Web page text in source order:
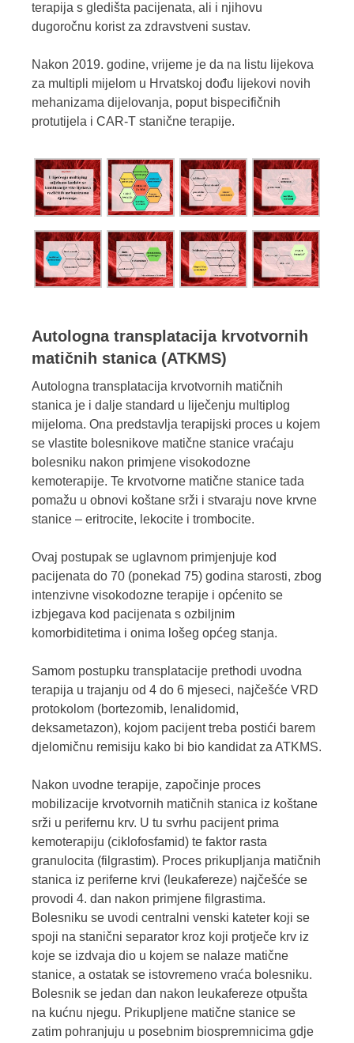
terapija s gledišta pacijenata, ali i njihovu
dugoročnu korist za zdravstveni sustav.
Nakon 2019. godine, vrijeme je da na listu lijekova
za multipli mijelom u Hrvatskoj dođu lijekovi novih
mehanizama dijelovanja, poput bispecifičnih
protutijela i CAR-T stanične terapije.
Autologna transplatacija krvotvornih
matičnih stanica (ATKMS)
Autologna transplatacija krvotvornih matičnih
stanica je i dalje standard u liječenju multiplog
mijeloma. Ona predstavlja terapijski proces u kojem
se vlastite bolesnikove matične stanice vraćaju
bolesniku nakon primjene visokodozne
kemoterapije. Te krvotvorne matične stanice tada
pomažu u obnovi koštane srži i stvaraju nove krvne
stanice – eritrocite, lekocite i trombocite.
Ovaj postupak se uglavnom primjenjuje kod
pacijenata do 70 (ponekad 75) godina starosti, zbog
intenzivne visokodozne terapije i općenito se
izbjegava kod pacijenata s ozbiljnim
komorbiditetima i onima lošeg općeg stanja.
Samom postupku transplatacije prethodi uvodna
terapija u trajanju od 4 do 6 mjeseci, najčešće VRD
protokolom (bortezomib, lenalidomid,
deksametazon), kojom pacijent treba postići barem
djelomičnu remisiju kako bi bio kandidat za ATKMS.
Nakon uvodne terapije, započinje proces
mobilizacije krvotvornih matičnih stanica iz koštane
srži u perifernu krv. U tu svrhu pacijent prima
kemoterapiju (ciklofosfamid) te faktor rasta
granulocita (filgrastim). Proces prikupljanja matičnih
stanica iz periferne krvi (leukafereze) najčešće se
provodi 4. dan nakon primjene filgrastima.
Bolesniku se uvodi centralni venski kateter koji se
spoji na stanični separator kroz koji protječe krv iz
koje se izdvaja dio u kojem se nalaze matične
stanice, a ostatak se istovremeno vraća bolesniku.
Bolesnik se jedan dan nakon leukafereze otpušta
na kućnu njegu. Prikupljene matične stanice se
zatim pohranjuju u posebnim biospremnicima gdje